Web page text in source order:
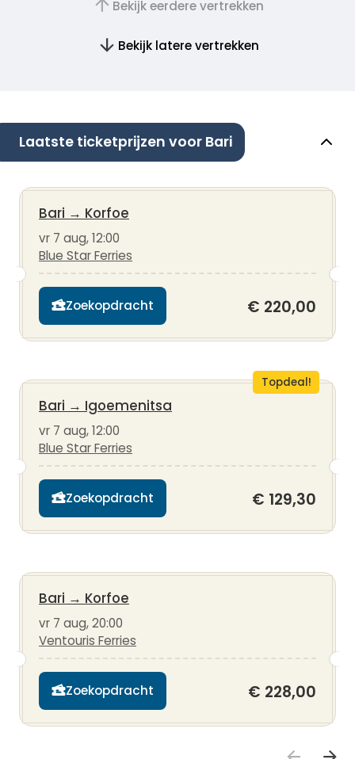
Bekijk eerdere vertrekken
Bekijk latere vertrekken
Laatste ticketprijzen voor Bari
Bari → Korfoe
vr 7 aug, 12:00
Blue Star Ferries
Zoekopdracht € 220,00
Topdeal!
Bari → Igoemenitsa
vr 7 aug, 12:00
Blue Star Ferries
Zoekopdracht € 129,30
Bari → Korfoe
vr 7 aug, 20:00
Ventouris Ferries
Zoekopdracht € 228,00